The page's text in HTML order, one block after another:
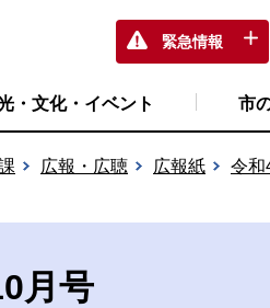
緊急情報
・文化・イベント 市
広報・広聴 広報紙
令和
月号